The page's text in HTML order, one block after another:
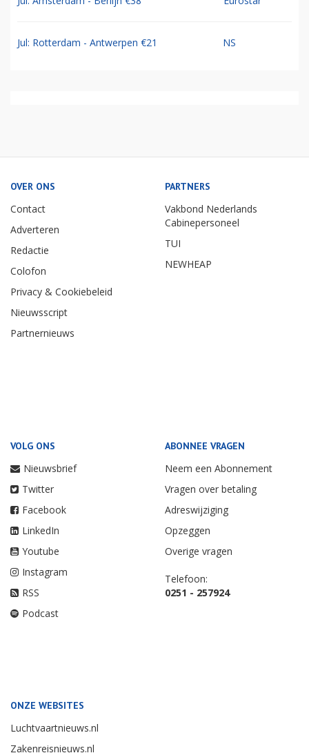
Jul: Rotterdam - Antwerpen €21 NS
OVER ONS
Contact
Adverteren
Redactie
Colofon
Privacy & Cookiebeleid
Nieuwsscript
Partnernieuws
PARTNERS
Vakbond Nederlands
Cabinepersoneel
TUI
NEWHEAP
VOLG ONS
Nieuwsbrief
Twitter
Facebook
LinkedIn
Youtube
Instagram
RSS
Podcast
ABONNEE VRAGEN
Neem een Abonnement
Vragen over betaling
Adreswijziging
Opzeggen
Overige vragen
Telefoon:
0251 - 257924
ONZE WEBSITES
Luchtvaartnieuws.nl
Zakenreisnieuws.nl